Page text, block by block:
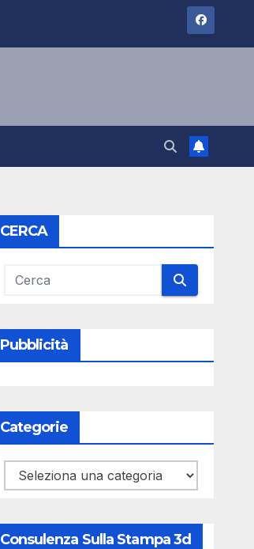
CERCA
Pubblicità
Categorie
Categorie
Consulenza Sulla Stampa 3d